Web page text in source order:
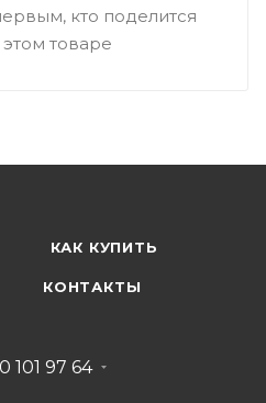
кто поделится
товаре
КАК КУПИТЬ
КОНТАКТЫ
101 97 64